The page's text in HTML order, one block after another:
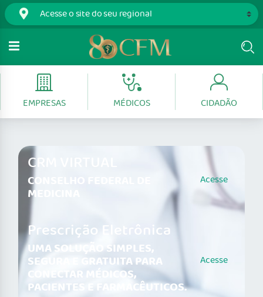
EMPRESAS MÉDICOS CIDADÃO
CRM VIRTUAL
CONSELHO FEDERAL DE
MEDICINA
Acesse
Prescrição Eletrônica
UMA SOLUÇÃO SIMPLES,
SEGURA E GRATUITA PARA
CONECTAR MÉDICOS,
PACIENTES E FARMACÊUTICOS.
Acesse